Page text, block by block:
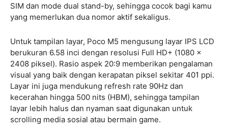
SIM dan mode dual stand-by, sehingga cocok bagi kamu
yang memerlukan dua nomor aktif sekaligus.
Untuk tampilan layar, Poco M5 mengusung layar IPS LCD
berukuran 6.58 inci dengan resolusi Full HD+ (1080 x
2408 piksel). Rasio aspek 20:9 memberikan pengalaman
visual yang baik dengan kerapatan piksel sekitar 401 ppi.
Layar ini juga mendukung refresh rate 90Hz dan
kecerahan hingga 500 nits (HBM), sehingga tampilan
layar lebih halus dan nyaman saat digunakan untuk
scrolling media sosial atau bermain game.